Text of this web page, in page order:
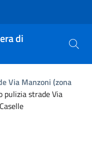
di
Via Manzoni (zona
pulizia strade Via